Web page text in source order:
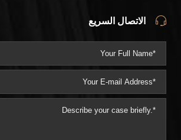
الاتصال السريع